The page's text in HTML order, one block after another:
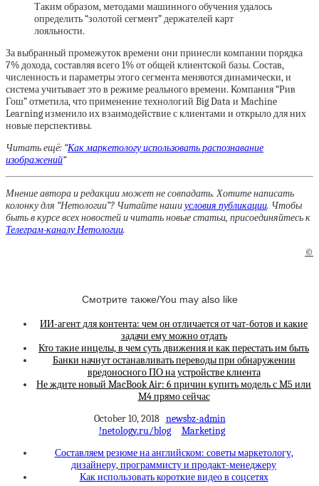
Таким образом, методами машинного обучения удалось
определить “золотой сегмент” держателей карт
лояльности.
За выбранный промежуток времени они принесли компании порядка
7% дохода, составляя всего 1% от общей клиентской базы. Состав,
численность и параметры этого сегмента меняются динамически, и
система учитывает это в режиме реального времени. Компания “Рив
Гош” отметила, что применение технологий Big Data и Machine
Learning изменило их взаимодействие с клиентами и открыло для них
новые перспективы.
Читать ещё: “Как маркетологу использовать распознавание
изображений“
Мнение автора и редакции может не совпадать. Хотите написать
колонку для “Нетологии”? Читайте нашиусловия публикации. Чтобы
быть в курсе всех новостей и читать новые статьи, присоединяйтесь к
Телеграм-каналу Нетологии.
©
Смотрите также/You may also like
ИИ-агент для контента: чем он отличается от чат-ботов и какие
задачи ему можно отдать
Кто такие инцелы, в чем суть движения и как перестать им быть
Банки начнут останавливать переводы при обнаружении
вредоносного ПО на устройстве клиента
Не ждите новый MacBook Air: 6 причин купить модель с M5 или
M4 прямо сейчас
October 10, 2018 newsbz-admin
!netology.ru/blog
Marketing
Составляем резюме на английском: советы маркетологу,
дизайнеру, программисту и продакт-менеджеру
Как использовать короткие видео в соцсетях